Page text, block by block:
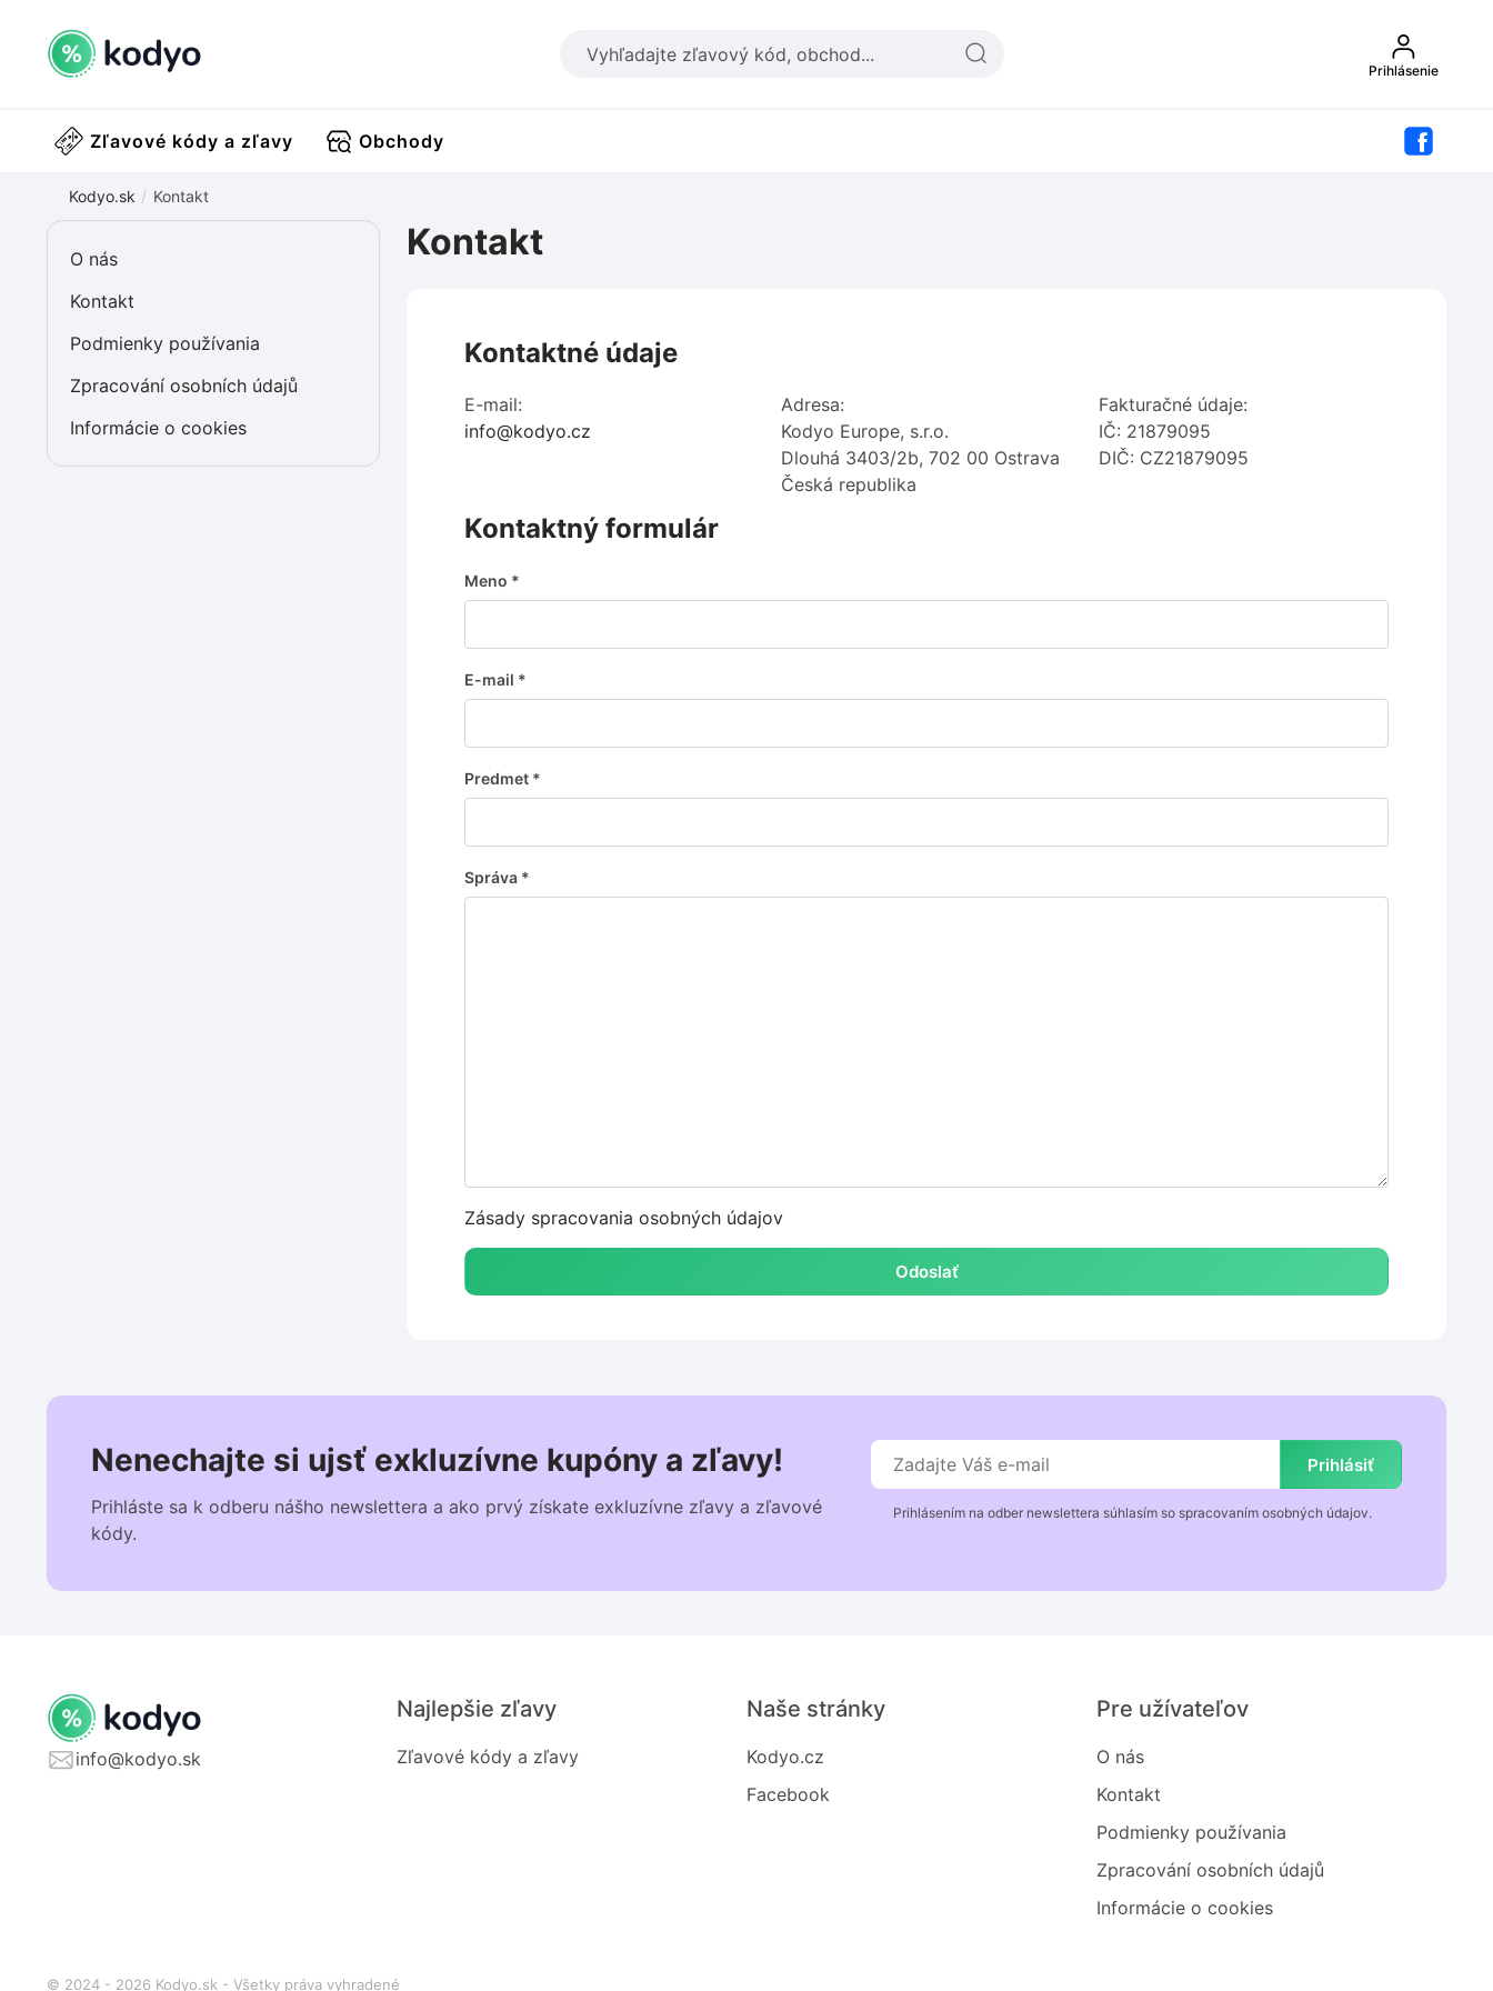
Prihlásenie
Zľavové kódy a zľavy Obchody
Kodyo.sk Kontakt
O nás
Kontakt
Podmienky používania
Zpracování osobních údajů
Informácie o cookies
Kontakt
Kontaktné údaje
E-mail:
info@kodyo.cz
Adresa:
Kodyo Europe, s.r.o.
Dlouhá 3403/2b, 702 00 Ostrava
Česká republika
Fakturačné údaje:
IČ: 21879095
DIČ: CZ21879095
Kontaktný formulár
Meno *
E-mail *
Predmet *
Správa *
Zásady spracovania osobných údajov
Odoslať
Nenechajte si ujsť exkluzívne kupóny a zľavy!
Prihláste sa k odberu nášho newslettera a ako prvý získate exkluzívne zľavy a zľavové
kódy.
Prihlásiť
Prihlásením na odber newslettera súhlasím so spracovaním osobných údajov.
info@kodyo.sk
Najlepšie zľavy
Zľavové kódy a zľavy
Naše stránky
Kodyo.cz
Facebook
Pre užívateľov
O nás
Kontakt
Podmienky používania
Zpracování osobních údajů
Informácie o cookies
© 2024 - 2026 Kodyo.sk - Všetky práva vyhradené